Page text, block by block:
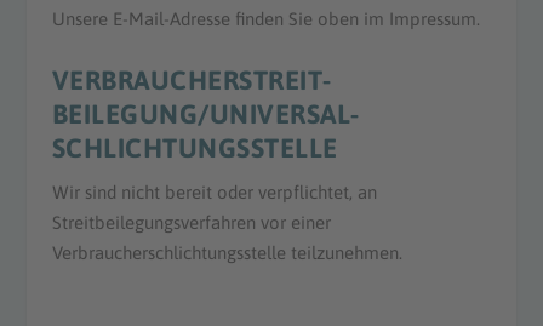
Unsere E-Mail-Adresse finden Sie oben im Impressum.
VERBRAUCHER­STREIT­
BEILEGUNG/UNIVERSAL­
SCHLICHTUNGS­STELLE
Wir sind nicht bereit oder verpflichtet, an
Streitbeilegungsverfahren vor einer
Verbraucherschlichtungsstelle teilzunehmen.